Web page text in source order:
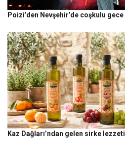
Poizi’den Nevşehir’de coşkulu gece
Kaz Dağları’ndan gelen sirke lezzeti